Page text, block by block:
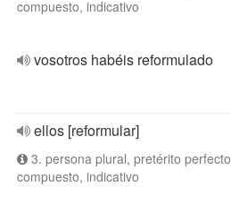
compuesto, indicativo
vosotros habéis reformulado
ellos [reformular]
3. persona plural, pretérito perfecto
compuesto, indicativo